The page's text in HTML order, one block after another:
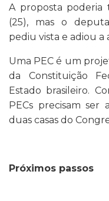
A proposta poderia
(25), mas o
pediu vista e adiou a
Uma PEC é um
da Constituição
Estado brasileiro.
PECs precisam ser
duas casas do
Próximos passos